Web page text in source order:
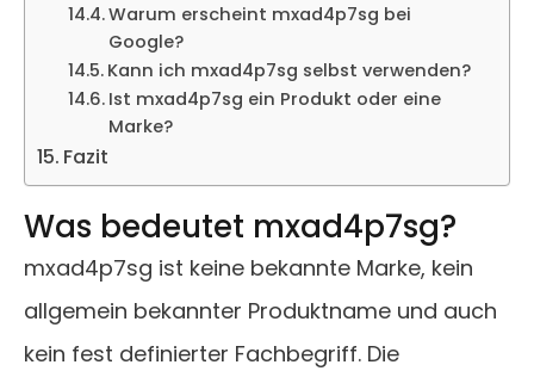
Warum erscheint mxad4p7sg bei
Google?
Kann ich mxad4p7sg selbst verwenden?
Ist mxad4p7sg ein Produkt oder eine
Marke?
Fazit
Was bedeutet mxad4p7sg?
mxad4p7sg ist keine bekannte Marke, kein
allgemein bekannter Produktname und auch
kein fest definierter Fachbegriff. Die